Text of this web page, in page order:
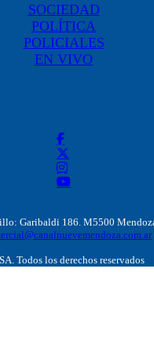
SOCIEDAD
POLÍTICA
POLICIALES
EN VIVO
Garibaldi 186. M5500
Todos los derechos reservados